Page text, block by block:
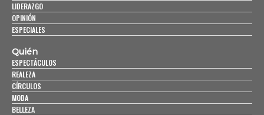
LIDERAZGO
OPINIÓN
ESPECIALES
Quién
ESPECTÁCULOS
REALEZA
CÍRCULOS
MODA
BELLEZA